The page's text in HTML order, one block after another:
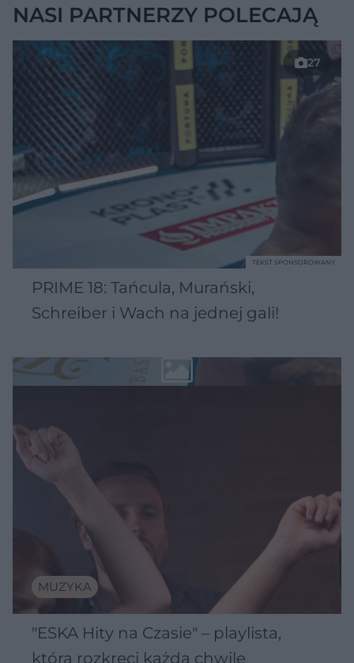
NASI PARTNERZY POLECAJĄ
27
PRIME 18: Tańcula, Murański,
Schreiber i Wach na jednej gali!
TEKST SPONSOROWANY
MUZYKA
"ESKA Hity na Czasie" – playlista,
która rozkręci każdą chwilę